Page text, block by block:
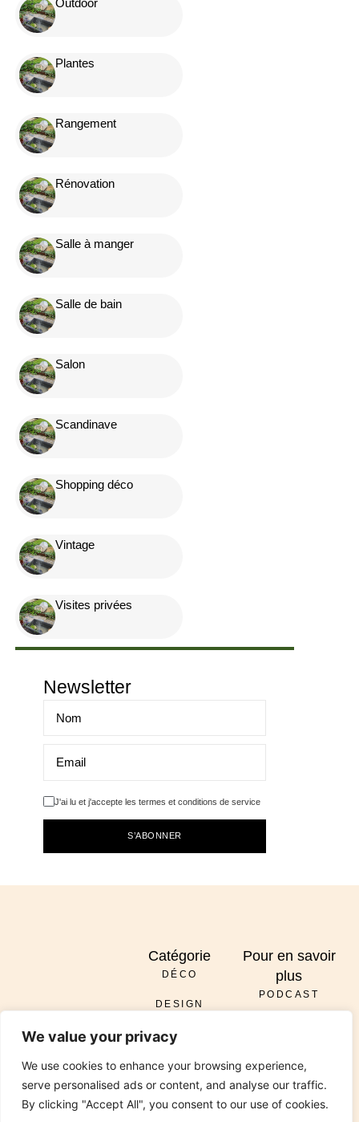
We value your privacy
We use cookies to enhance your browsing experience,
serve personalised ads or content, and analyse our traffic.
By clicking "Accept All", you consent to our use of cookies.
Outdoor
Plantes
Rangement
Rénovation
Salle à manger
Salle de bain
Salon
Scandinave
Shopping déco
Vintage
Visites privées
Newsletter
J'ai lu et j'accepte les termes et conditions de service
S’ABONNER
Catégorie
DÉCO
DESIGN
DIY
RÉNOVATION
JARDIN
Pour en savoir
plus
PODCAST
© 2026 All Rights Reserved Chez Viviane. Design by